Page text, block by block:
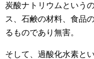
炭酸ナトリウムという
ス、石鹸の材料、食品
るものであり無害。
そして、過酸化水素と